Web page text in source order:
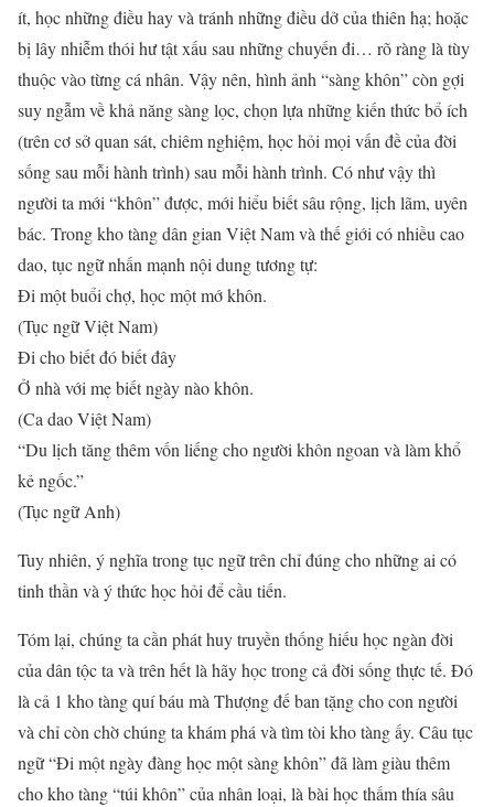
ít, học những điều hay và tránh những điều dở của thiên hạ; hoặc
bị lây nhiễm thói hư tật xấu sau những chuyến đi… rõ ràng là tùy
thuộc vào từng cá nhân. Vậy nên, hình ảnh “sàng khôn” còn gợi
suy ngẫm về khả năng sàng lọc, chọn lựa những kiến thức bổ ích
(trên cơ sở quan sát, chiêm nghiệm, học hỏi mọi vấn đề của đời
sống sau mỗi hành trình) sau mỗi hành trình. Có như vậy thì
người ta mới “khôn” được, mới hiểu biết sâu rộng, lịch lãm, uyên
bác. Trong kho tàng dân gian Việt Nam và thế giới có nhiều cao
dao, tục ngữ nhấn mạnh nội dung tương tự:
Đi một buổi chợ, học một mớ khôn.
(Tục ngữ Việt Nam)
Đi cho biết đó biết đây
Ở nhà với mẹ biết ngày nào khôn.
(Ca dao Việt Nam)
“Du lịch tăng thêm vốn liếng cho người khôn ngoan và làm khổ
kẻ ngốc.”
(Tục ngữ Anh)
Tuy nhiên, ý nghĩa trong tục ngữ trên chỉ đúng cho những ai có
tinh thần và ý thức học hỏi để cầu tiến.
Tóm lại, chúng ta cần phát huy truyền thống hiếu học ngàn đời
của dân tộc ta và trên hết là hãy học trong cả đời sống thực tế. Đó
là cả 1 kho tàng quí báu mà Thượng đế ban tặng cho con người
và chỉ còn chờ chúng ta khám phá và tìm tòi kho tàng ấy. Câu tục
ngữ “Đi một ngày đàng học một sàng khôn” đã làm giàu thêm
cho kho tàng “túi khôn” của nhân loại, là bài học thấm thía sâu